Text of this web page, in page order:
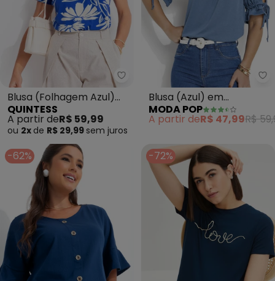
Quintess - Blusa (Folhagem
Blusa (Folhagem Azul)
em Malha Canelada
QUINTESS
A partir deR$ 59,99
ou 2x de R$ 29,99 sem juros
Blusa (Azul) em
Poliviscose
MODA POP
A partir deR$ 47,99R$
-62% -72%